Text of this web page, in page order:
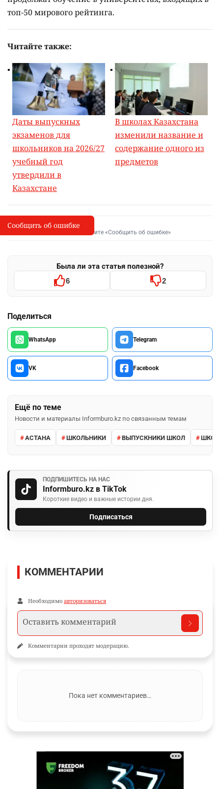
топ-50 мирового рейтинга.
Читайте также:
Даты выпускных
экзаменов для
школьников на 2026/27
учебный год
утвердили в
Казахстане
В школах Казахстана
изменили название и
содержание одного из
предметов
I
Сообщить об опечатке
Выделите фрагмент и нажмите «Сообщить об ошибке»
Была ли эта статья полезной?
6 2
Поделиться
WhatsApp Telegram
VK Facebook
Ещё по теме
Новости и материалы Informburo.kz по связанным темам
АСТАНА ШКОЛЬНИКИ ВЫПУСКНИКИ ШКОЛ
ПОДПИШИТЕСЬ НА НАС
Informburo.kz в TikTok
Короткие видео и важные истории дня.
Подписаться
Сообщить об ошибке
КОММЕНТАРИИ
Необходимо авторизоваться
Комментарии проходят модерацию.
Пока нет комментариев…